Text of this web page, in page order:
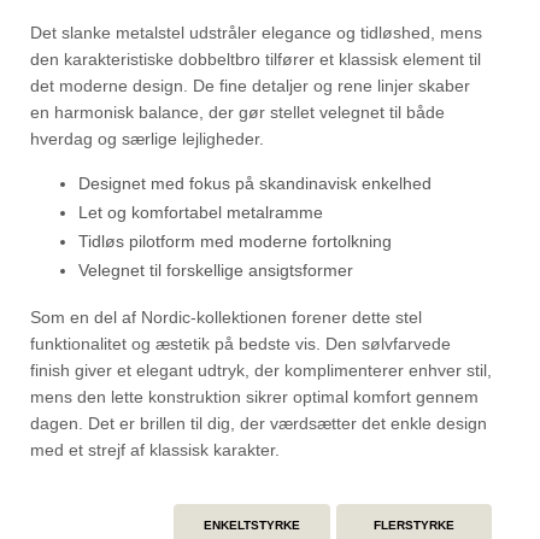
Det slanke metalstel udstråler elegance og tidløshed, mens
den karakteristiske dobbeltbro tilfører et klassisk element til
det moderne design. De fine detaljer og rene linjer skaber
en harmonisk balance, der gør stellet velegnet til både
hverdag og særlige lejligheder.
Designet med fokus på skandinavisk enkelhed
Let og komfortabel metalramme
Tidløs pilotform med moderne fortolkning
Velegnet til forskellige ansigtsformer
Som en del af Nordic-kollektionen forener dette stel
funktionalitet og æstetik på bedste vis. Den sølvfarvede
finish giver et elegant udtryk, der komplimenterer enhver stil,
mens den lette konstruktion sikrer optimal komfort gennem
dagen. Det er brillen til dig, der værdsætter det enkle design
med et strejf af klassisk karakter.
ENKELTSTYRKE FLERSTYRKE